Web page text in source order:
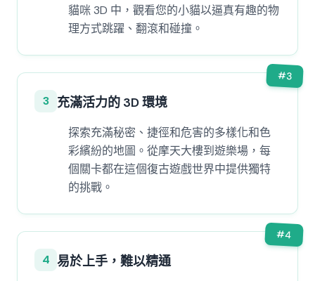
貓咪 3D 中，觀看您的小貓以逼真有趣的物
理方式跳躍、翻滾和碰撞。
#3
3 充滿活力的 3D 環境
探索充滿秘密、捷徑和危害的多樣化和色
彩繽紛的地圖。從摩天大樓到遊樂場，每
個關卡都在這個復古遊戲世界中提供獨特
的挑戰。
#4
4 易於上手，難以精通